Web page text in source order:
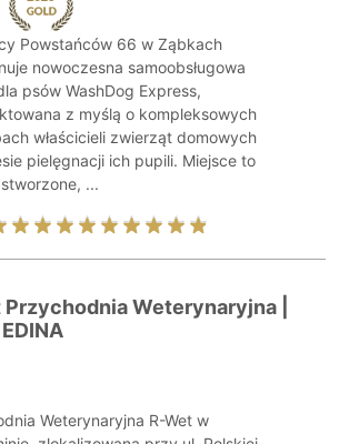
Powstańców 66 w Ząbkach
nowoczesna samoobsługowa
psów WashDog Express,
z myślą o kompleksowych
właścicieli zwierząt domowych
pielęgnacji ich pupili. Miejsce to
stworzone, ...
Przychodnia Weterynaryjna |
Weterynaryjna R-Wet w